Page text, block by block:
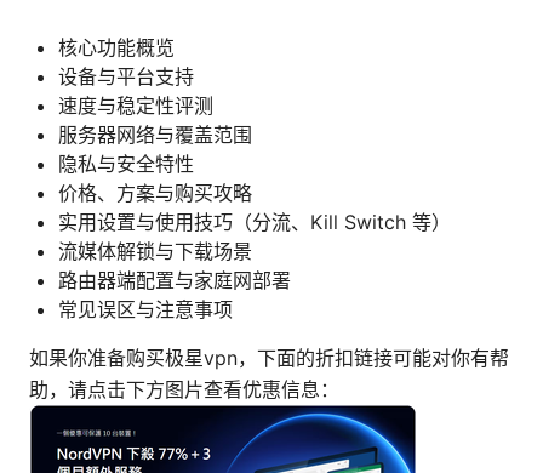
核心功能概览
设备与平台支持
速度与稳定性评测
服务器网络与覆盖范围
隐私与安全特性
价格、方案与购买攻略
实用设置与使用技巧（分流、Kill Switch 等）
流媒体解锁与下载场景
路由器端配置与家庭网部署
常见误区与注意事项
如果你准备购买极星vpn，下面的折扣链接可能对你有帮
助，请点击下方图片查看优惠信息：